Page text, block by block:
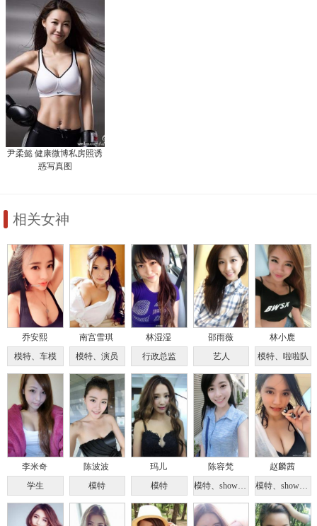
尹柔懿 健康微博私房照诱
惑写真图
相关女神
乔安熙
模特、车模
南宫雪琪
模特、演员
林湿湿
行政总监
邵雨薇
艺人
林小鹿
模特、啦啦队
李米奇
学生
陈波波
模特
玛儿
模特
陈容梵
模特、showgirl
赵麟茜
模特、showgirl